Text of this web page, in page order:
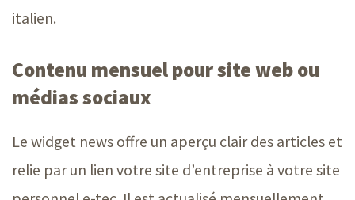
italien.
Contenu mensuel pour site web ou
médias sociaux
Le widget news offre un aperçu clair des articles et
relie par un lien votre site d’entreprise à votre site